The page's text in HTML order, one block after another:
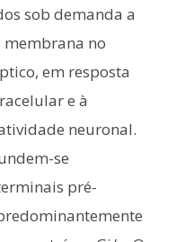
sob demanda a
no
em resposta
e à
neuronal.
se
pré-